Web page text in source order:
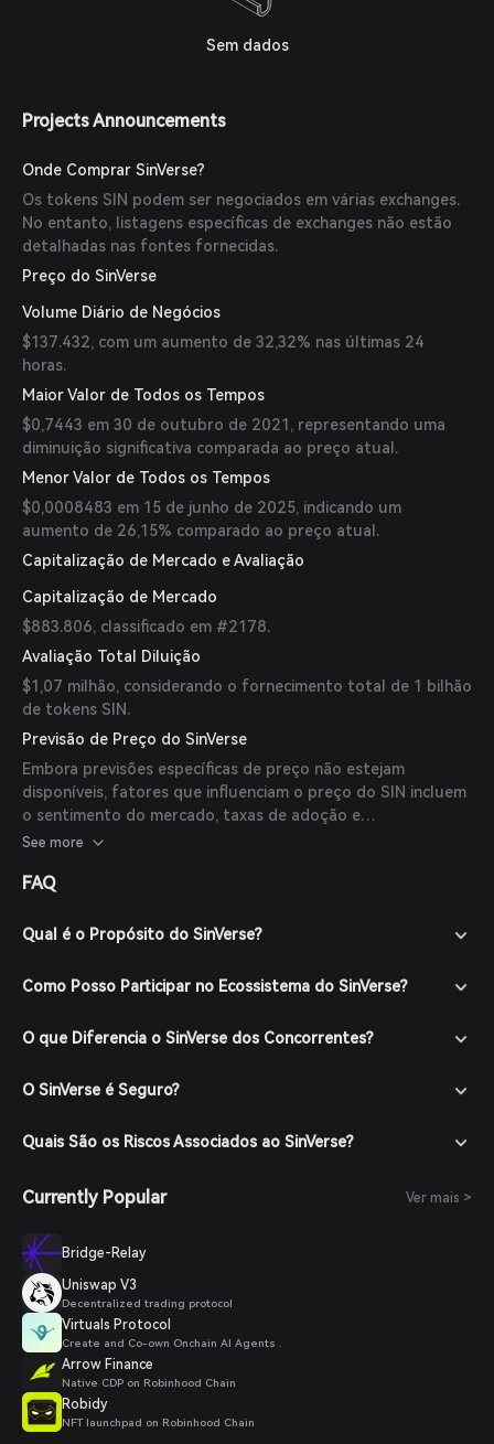
Sem dados
Projects Announcements
Onde Comprar SinVerse?
Os tokens SIN podem ser negociados em várias exchanges.
No entanto, listagens específicas de exchanges não estão
detalhadas nas fontes fornecidas.
Preço do SinVerse
Volume Diário de Negócios
$137.432, com um aumento de 32,32% nas últimas 24
horas.
Maior Valor de Todos os Tempos
$0,7443 em 30 de outubro de 2021, representando uma
diminuição significativa comparada ao preço atual.
Menor Valor de Todos os Tempos
$0,0008483 em 15 de junho de 2025, indicando um
aumento de 26,15% comparado ao preço atual.
Capitalização de Mercado e Avaliação
Capitalização de Mercado
$883.806, classificado em #2178.
Avaliação Total Diluição
$1,07 milhão, considerando o fornecimento total de 1 bilhão
de tokens SIN.
Previsão de Preço do SinVerse
Embora previsões específicas de preço não estejam
disponíveis, fatores que influenciam o preço do SIN incluem
o sentimento do mercado, taxas de adoção e
desenvolvimentos dentro da plataforma SinVerse.
considerar as tendências do mercado antes de tomar
See more
FAQ
Qual é o Propósito do SinVerse?
Como Posso Participar no Ecossistema do SinVerse?
O que Diferencia o SinVerse dos Concorrentes?
O SinVerse é Seguro?
Quais São os Riscos Associados ao SinVerse?
Currently Popular Ver mais >
Bridge-Relay
Uniswap V3
Decentralized trading protocol
Virtuals Protocol
Create and Co-own Onchain AI Agents .
Arrow Finance
Native CDP on Robinhood Chain
Robidy
NFT launchpad on Robinhood Chain